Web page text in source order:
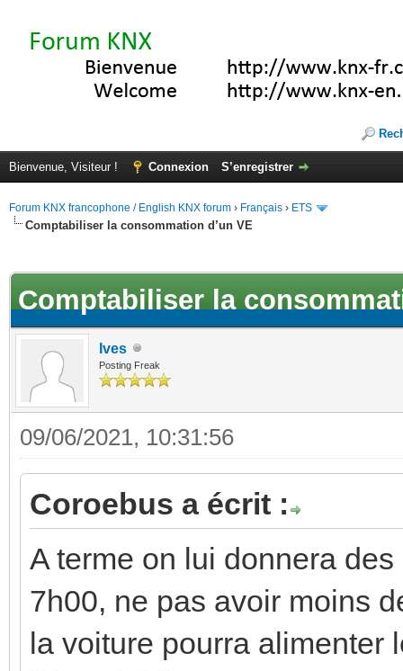
Bienvenue, Visiteur ! Connexion S’enregistrer
Forum KNX francophone / English KNX forum › Français › ETS
Comptabiliser la consommation d’un VE
Comptabiliser la
Ives
Posting Freak
09/06/2021, 10:31:56
Coroebus a écrit :
A terme on lui donnera
7h00, ne pas avoir moins
la voiture pourra alimenter